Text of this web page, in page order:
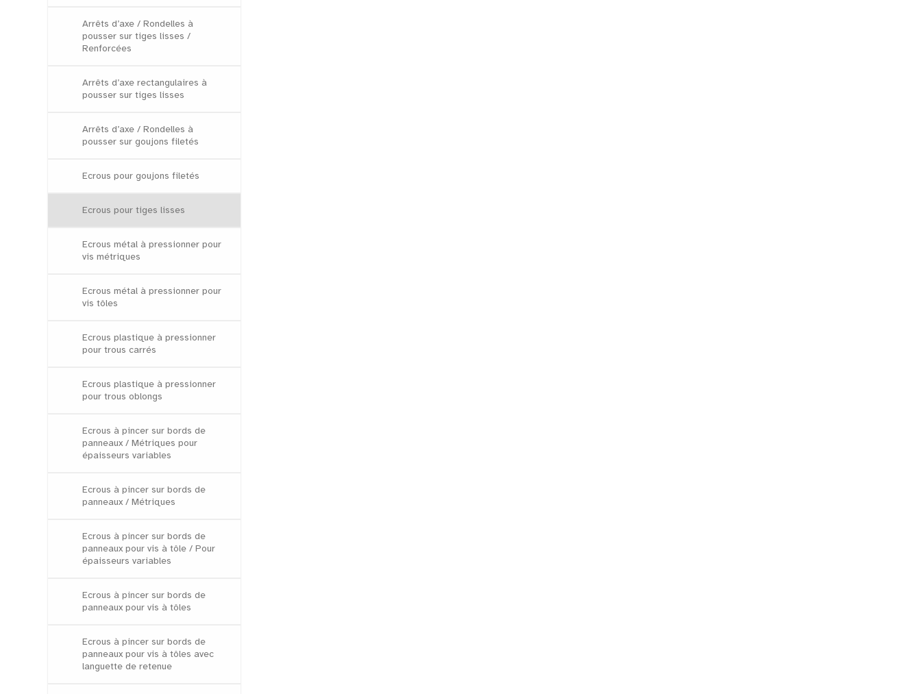
Arrêts d’axe / Rondelles à
pousser sur tiges lisses /
Renforcées
Arrêts d’axe rectangulaires à
pousser sur tiges lisses
Arrêts d’axe / Rondelles à
pousser sur goujons filetés
Ecrous pour goujons filetés
Ecrous pour tiges lisses
Ecrous métal à pressionner pour
vis métriques
Ecrous métal à pressionner pour
vis tôles
Ecrous plastique à pressionner
pour trous carrés
Ecrous plastique à pressionner
pour trous oblongs
Ecrous à pincer sur bords de
panneaux / Métriques pour
épaisseurs variables
Ecrous à pincer sur bords de
panneaux / Métriques
Ecrous à pincer sur bords de
panneaux pour vis à tôle / Pour
épaisseurs variables
Ecrous à pincer sur bords de
panneaux pour vis à tôles
Ecrous à pincer sur bords de
panneaux pour vis à tôles avec
languette de retenue